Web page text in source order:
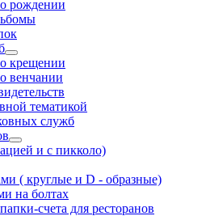
рождении
крещении
венчании
тематикой
служб
и с пикколо)
( круглые и D - образные)
на болтах
счета для ресторанов